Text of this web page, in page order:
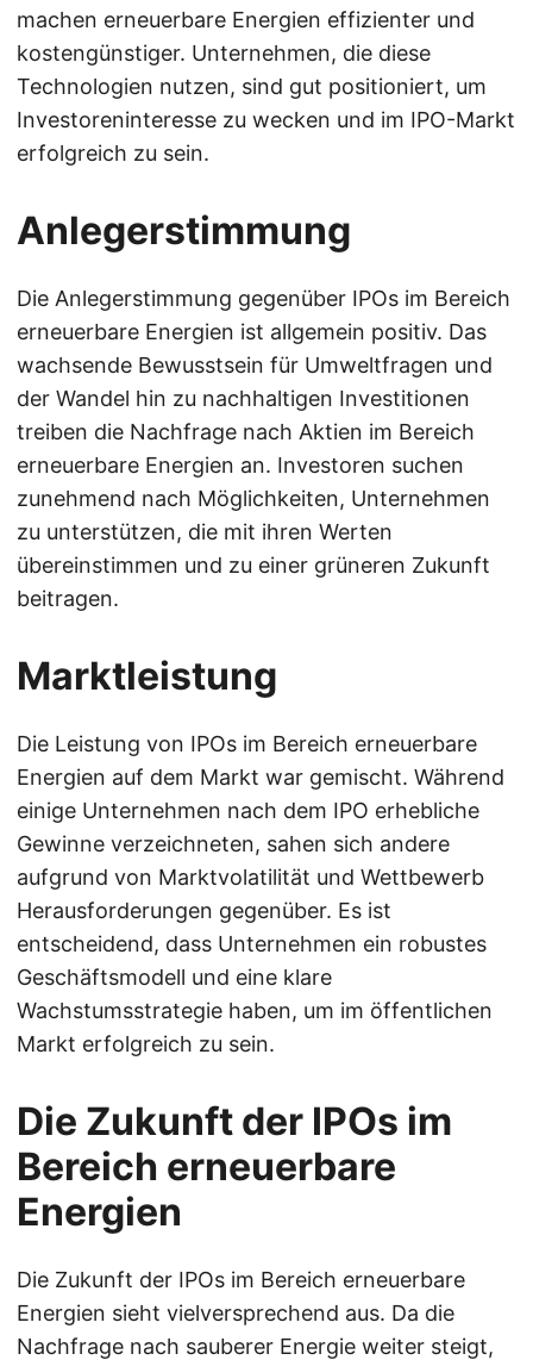
machen erneuerbare Energien effizienter und
kostengünstiger. Unternehmen, die diese
Technologien nutzen, sind gut positioniert, um
Investoreninteresse zu wecken und im IPO-Markt
erfolgreich zu sein.
Anlegerstimmung
Die Anlegerstimmung gegenüber IPOs im Bereich
erneuerbare Energien ist allgemein positiv. Das
wachsende Bewusstsein für Umweltfragen und
der Wandel hin zu nachhaltigen Investitionen
treiben die Nachfrage nach Aktien im Bereich
erneuerbare Energien an. Investoren suchen
zunehmend nach Möglichkeiten, Unternehmen
zu unterstützen, die mit ihren Werten
übereinstimmen und zu einer grüneren Zukunft
beitragen.
Marktleistung
Die Leistung von IPOs im Bereich erneuerbare
Energien auf dem Markt war gemischt. Während
einige Unternehmen nach dem IPO erhebliche
Gewinne verzeichneten, sahen sich andere
aufgrund von Marktvolatilität und Wettbewerb
Herausforderungen gegenüber. Es ist
entscheidend, dass Unternehmen ein robustes
Geschäftsmodell und eine klare
Wachstumsstrategie haben, um im öffentlichen
Markt erfolgreich zu sein.
Die Zukunft der IPOs im
Bereich erneuerbare
Energien
Die Zukunft der IPOs im Bereich erneuerbare
Energien sieht vielversprechend aus. Da die
Nachfrage nach sauberer Energie weiter steigt,